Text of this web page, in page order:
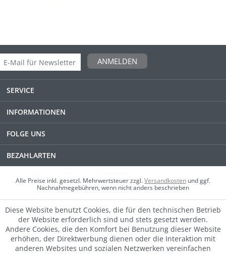
ANMELDEN
SERVICE
INFORMATIONEN
FOLGE UNS
BEZAHLARTEN
Alle Preise inkl. gesetzl. Mehrwertsteuer zzgl.Versandkosten und ggf.
Nachnahmegebühren, wenn nicht anders beschrieben
Diese Website benutzt Cookies, die für den technischen Betrieb
der Website erforderlich sind und stets gesetzt werden.
Andere Cookies, die den Komfort bei Benutzung dieser Website
erhöhen, der Direktwerbung dienen oder die Interaktion mit
anderen Websites und sozialen Netzwerken vereinfachen